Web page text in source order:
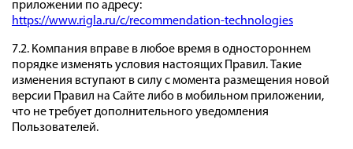
приложении по адресу:
https://www.rigla.ru/c/recommendation-technologies
7.2. Компания вправе в любое время в одностороннем
порядке изменять условия настоящих Правил. Такие
изменения вступают в силу с момента размещения новой
версии Правил на Сайте либо в мобильном приложении,
что не требует дополнительного уведомления
Пользователей.